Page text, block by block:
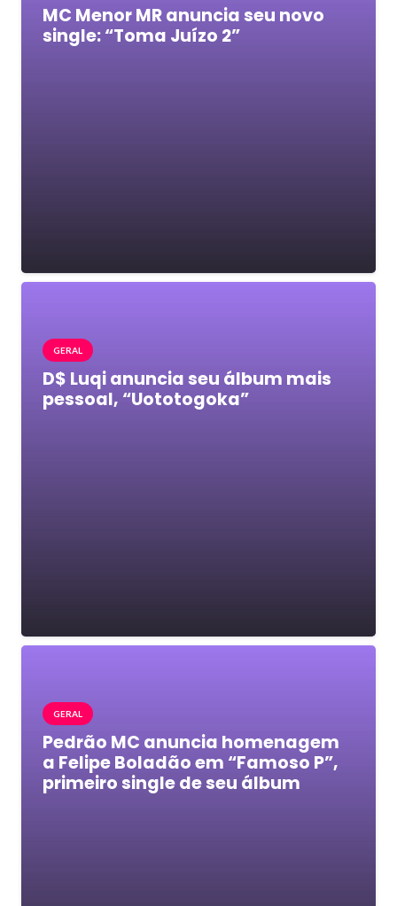
MC Menor MR anuncia seu novo
single: “Toma Juízo 2”
GERAL
D$ Luqi anuncia seu álbum mais
pessoal, “Uototogoka”
GERAL
Pedrão MC anuncia homenagem
a Felipe Boladão em “Famoso P”,
primeiro single de seu álbum